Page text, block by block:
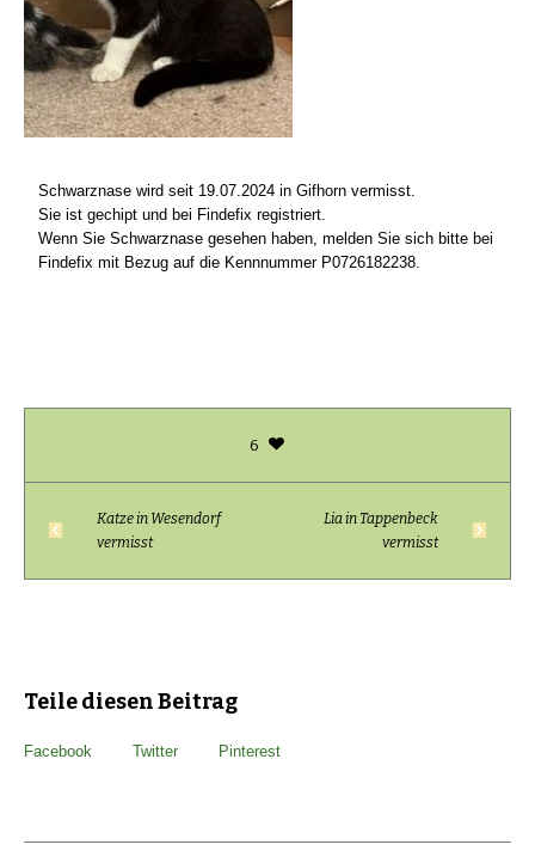
Schwarznase wird seit 19.07.2024 in Gifhorn vermisst.
Sie ist gechipt und bei Findefix registriert.
Wenn Sie Schwarznase gesehen haben, melden Sie sich bitte bei
Findefix mit Bezug auf die Kennnummer P0726182238.
6
Katze in Wesendorf
vermisst
Lia in Tappenbeck
vermisst
Teile diesen Beitrag
Facebook Twitter Pinterest